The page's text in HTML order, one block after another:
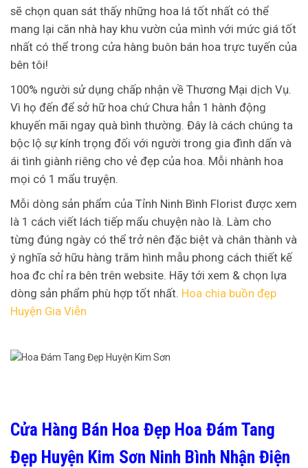
sẽ chọn quan sát thấy những hoa lá tốt nhất có thể
mang lại căn nhà hay khu vườn của mình với mức giá tốt
nhất có thể trong cửa hàng buôn bán hoa trực tuyến của
bên tôi!
100% người sử dụng chấp nhận về Thương Mại dịch Vụ.
Vì họ đến để sở hữ hoa chứ Chưa hẳn 1 hành động
khuyến mãi ngay quà bình thường. Đây là cách chúng ta
bộc lộ sự kính trọng đối với người trong gia đình dấn và
ái tình giành riêng cho vẻ đẹp của hoa. Mỗi nhành hoa
mọi có 1 mẩu truyện.
Mỗi dòng sản phẩm của Tỉnh Ninh Bình Florist được xem
là 1 cách viết lách tiếp mẩu chuyện nào là. Làm cho
từng đúng ngày có thể trở nên đặc biệt và chân thành và
ý nghĩa sở hữu hàng trăm hình mẫu phong cách thiết kế
hoa đc chỉ ra bên trên website. Hãy tới xem & chọn lựa
dòng sản phẩm phù hợp tốt nhất. Hoa chia buồn đẹp
Huyện Gia Viễn
Cửa Hàng Bán Hoa Đẹp Hoa Đám Tang
Đẹp Huyện Kim Sơn Ninh Bình Nhận Điện